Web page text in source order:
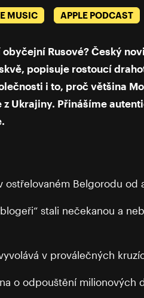
MUSIC APPLE PODCAST
obyčejní Rusové? Český
popisuje rostoucí
i to, proč většina
z Ukrajiny. Přinášíme
ostřelovaném Belgorodu od
stali nečekanou a
v proválečných
o odpouštění milionových